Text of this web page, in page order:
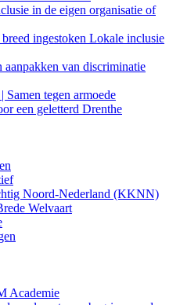
in de eigen organisatie of
breed ingestoken Lokale inclusie
aanpakken van discriminatie
tegen armoede
een geletterd Drenthe
Noord-Nederland (KKNN)
Welvaart
Academie